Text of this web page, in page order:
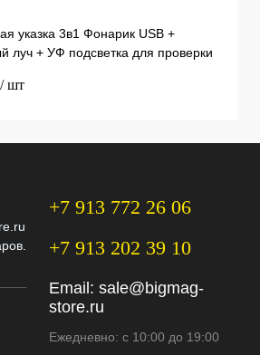
указка 3в1 Фонарик USB +
луч + УФ подсветка для проверки
/ шт
+7 913 772 26 06
+7 913 202 39 10
Email: sale@bigmag-
store.ru
Ежедневно: с 10:00 до 19:00